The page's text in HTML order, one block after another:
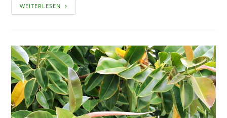
WEITERLESEN DIE
UFOPFLANZE